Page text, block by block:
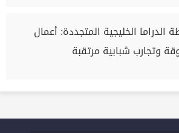
الدراما الخليجية المتجددة: أعمال
وتجارب شبابية مرتقبة